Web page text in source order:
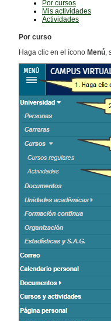
Por cursos
Mis actividades
Actividades
Por curso
Haga clic en el ícono Menú,